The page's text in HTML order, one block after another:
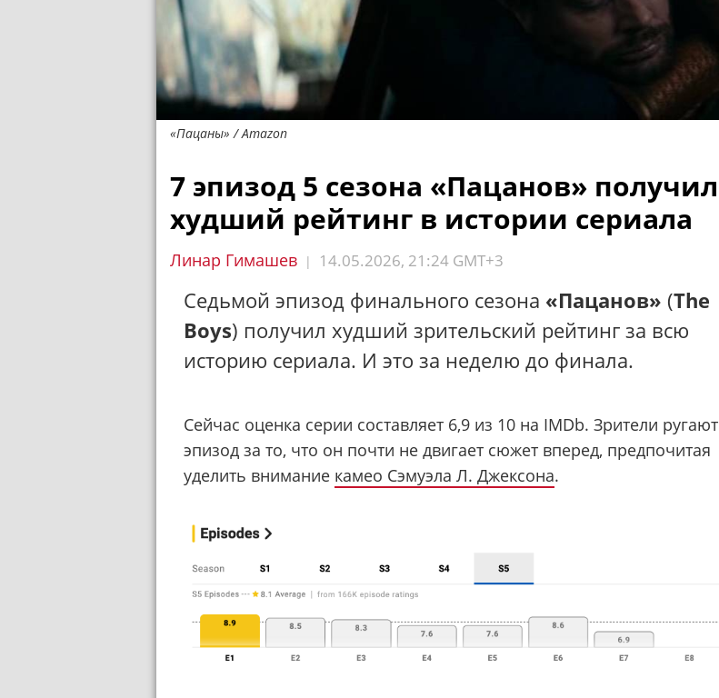
«Пацаны» / Amazon
7 эпизод 5 сезона «Пацанов» получил
худший рейтинг в истории сериала
Линар Гимашев | 14.05.2026, 21:24 GMT+3
Седьмой эпизод финального сезона «Пацанов» (The
Boys) получил худший зрительский рейтинг за всю
историю сериала. И это за неделю до финала.
Сейчас оценка серии составляет 6,9 из 10 на IMDb. Зрители ругают
эпизод за то, что он почти не двигает сюжет вперед, предпочитая
уделить внимание камео Сэмуэла Л. Джексона.